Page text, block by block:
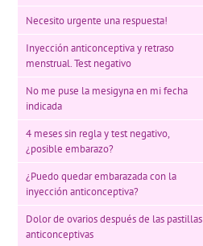
Necesito urgente una respuesta!
Inyección anticonceptiva y retraso
menstrual. Test negativo
No me puse la mesigyna en mi fecha
indicada
4 meses sin regla y test negativo,
¿posible embarazo?
¿Puedo quedar embarazada con la
inyección anticonceptiva?
Dolor de ovarios después de las pastillas
anticonceptivas